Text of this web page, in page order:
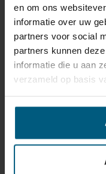
en om ons
informatie over uw
partners voor social
partners kunnen
informatie die u aan
verzameld op basis
HÄLSING